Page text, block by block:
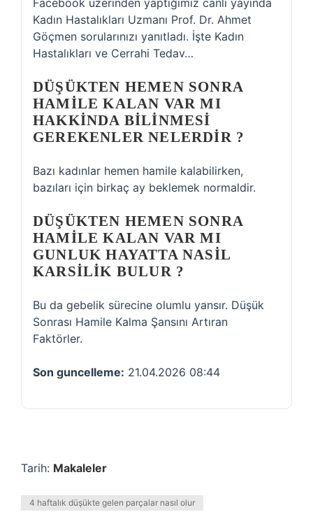
Facebook üzerinden yaptığımız canlı yayında
Kadın Hastalıkları Uzmanı Prof. Dr. Ahmet
Göçmen sorularınızı yanıtladı. İşte Kadın
Hastalıkları ve Cerrahi Tedav…
DÜŞÜKTEN HEMEN SONRA
HAMILE KALAN VAR MI
HAKKINDA BILINMESI
GEREKENLER NELERDIR ?
Bazı kadınlar hemen hamile kalabilirken,
bazıları için birkaç ay beklemek normaldir.
DÜŞÜKTEN HEMEN SONRA
HAMILE KALAN VAR MI
GUNLUK HAYATTA NASIL
KARSILIK BULUR ?
Bu da gebelik sürecine olumlu yansır. Düşük
Sonrası Hamile Kalma Şansını Artıran
Faktörler.
Son guncelleme: 21.04.2026 08:44
Tarih: Makaleler
4 haftalık düşükte gelen parçalar nasıl olur